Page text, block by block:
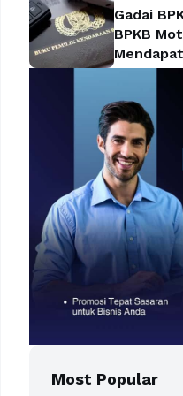
Gadai
BPKB
Most Popular